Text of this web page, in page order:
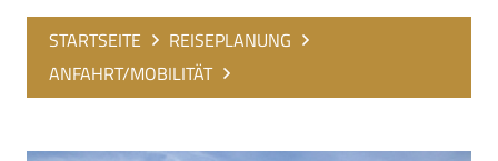
STARTSEITE
REISEPLANUNG
ANFAHRT/MOBILITÄT